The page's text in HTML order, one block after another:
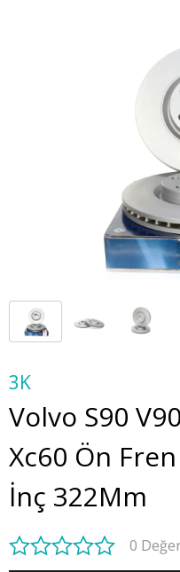
3K
Volvo S90
Xc60 Ön
İnç 322Mm
0